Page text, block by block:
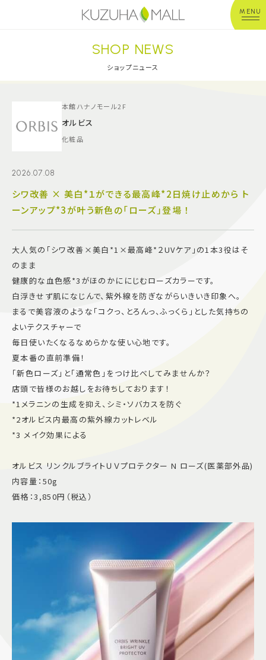
MENU
年中無休平 日：10:00~20:00
※店舗により異なる
ショップガイド
イベント
キッズ＆ベビー
施設案内
アクセス＆駐車場
よくあるご質問
サイトマップ
プライバシーポリシー
Follow US
SHOP NEWS
ショップニュース
本館ハナノモール2F
オルビス
化粧品
2026.07.08
シワ改善 × 美白*１ができる最高峰*2日焼け止めから ト
ーンアップ*3が叶う新色の「ローズ」登場 ！
大人気の「シワ改善×美白*1×最高峰*２UVケア」の1本3役はそ
のまま
健康的な血色感*3がほのかににじむローズカラーです。
白浮きせず肌になじんで、紫外線を防ぎながらいきいき印象へ。
まるで美容液のような「コクっ、とろんっ、ふっくら」とした気持ちの
よいテクスチャーで
毎日使いたくなるなめらかな使い心地です。
夏本番の直前準備！
「新色ローズ」と「通常色」をつけ比べしてみませんか？
店頭で皆様のお越しをお待ちしております！
*1メラニンの生成を抑え、シミ・ソバカスを防ぐ
*2オルビス内最高の紫外線カットレベル
*3 メイク効果による
オルビス リンクルブライトＵＶプロテクター N ローズ(医薬部外品)
内容量：50g
価格：3,850円（税込）